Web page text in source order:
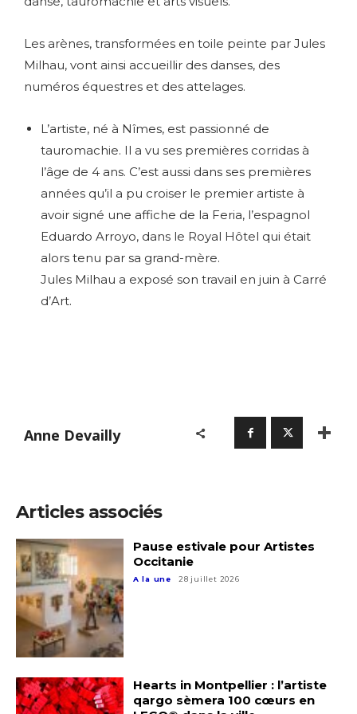
Adresse email*
Nom
Les arènes, transformées en toile peinte par Jules
Milhau, vont ainsi accueillir des danses, des
numéros équestres et des attelages.
L’artiste, né à Nîmes, est passionné de
tauromachie. Il a vu ses premières corridas à
l’âge de 4 ans. C’est aussi dans ses premières
années qu’il a pu croiser le premier artiste à
avoir signé une affiche de la Feria, l’espagnol
Eduardo Arroyo, dans le Royal Hôtel qui était
alors tenu par sa grand-mère.
Jules Milhau a exposé son travail en juin à Carré
d’Art.
Anne Devailly
Articles associés
Pause estivale pour Artistes
Occitanie
A la une 28 juillet 2026
Hearts in Montpellier : l’artiste
qargo sèmera 100 cœurs en